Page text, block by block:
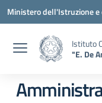
Vai ai contenuti
Vai al menu di navigazione
Vai al footer
Ministero dell'Istruzione
Istituto
"E. De